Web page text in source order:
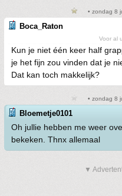
• zondag 8
Boca_Raton
Voor al
Kun je niet één keer half
je het fijn zou vinden dat je
Dat kan toch makkelijk?
• zondag 8
Bloemetje0101
Oh jullie hebben me weer
bekeken. Thnx allemaal
▼